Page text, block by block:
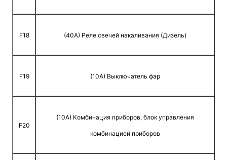
F18 (40A) Реле свечей накаливания (Дизель)
F19 (10A) Выключатель фар
F20
(10A) Комбинация приборов, блок управления
комбинацией приборов